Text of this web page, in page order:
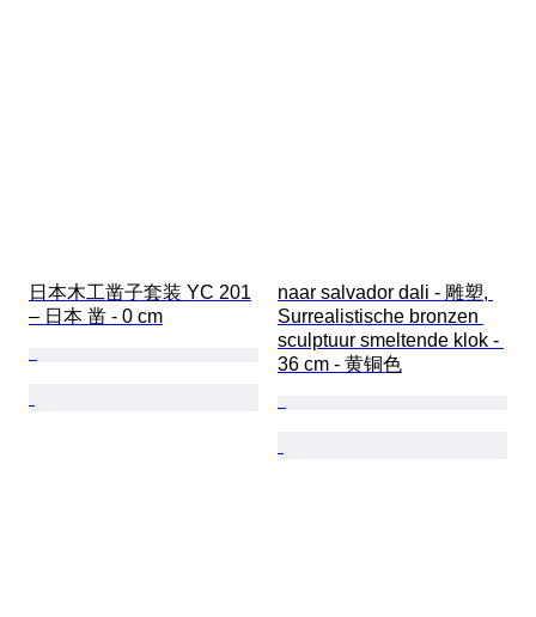
日本木工凿子套装 YC 201
– 日本 凿 - 0 cm
naar salvador dali - 雕塑,
Surrealistische bronzen
sculptuur smeltende klok -
36 cm - 黄铜色